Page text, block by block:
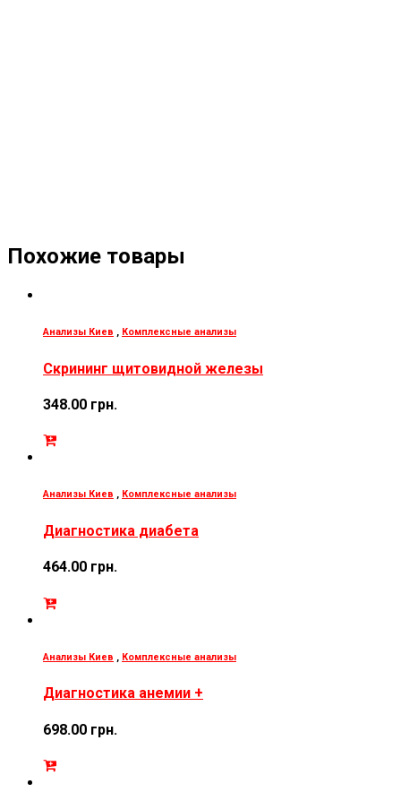
Похожие товары
Анализы Киев Комплексные анализы
Скрининг щитовидной железы
348.00 грн.
Анализы Киев , Комплексные анализы
Диагностика диабета
464.00 грн.
Анализы Киев Комплексные анализы
Диагностика анемии +
698.00 грн.